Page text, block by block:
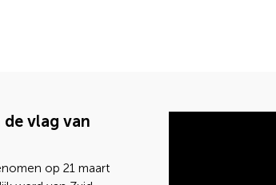
de vlag van
op 21 maart